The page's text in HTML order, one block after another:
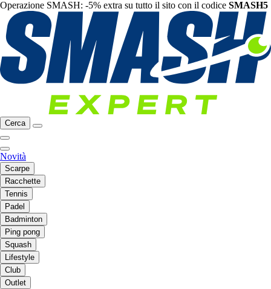
Operazione SMASH: -5% extra su tutto il sito con il codice SMASH5
Cerca
Novità
Scarpe
Racchette
Tennis
Padel
Badminton
Ping pong
Squash
Lifestyle
Club
Outlet